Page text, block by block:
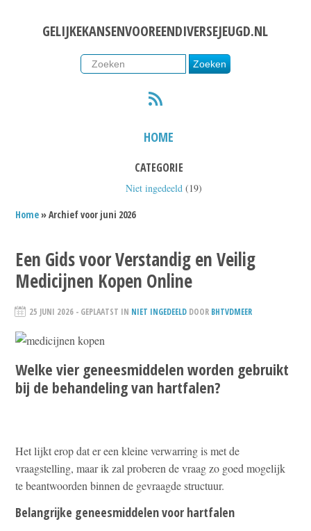
GELIJKEKANSENVOOREENDIVERSEJEUGD.NL
HOME
CATEGORIE
Niet ingedeeld (19)
Home» Archief voor juni 2026
Een Gids voor Verstandig en Veilig
Medicijnen Kopen Online
25 JUNI 2026 - GEPLAATST IN NIET INGEDEELD DOOR BHTVDMEER
Welke vier geneesmiddelen worden gebruikt
bij de behandeling van hartfalen?
Het lijkt erop dat er een kleine verwarring is met de
vraagstelling, maar ik zal proberen de vraag zo goed mogelijk
te beantwoorden binnen de gevraagde structuur.
Belangrijke geneesmiddelen voor hartfalen